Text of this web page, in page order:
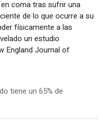
coma tras sufrir una
de lo que ocurre a su
físicamente a las
un estudio
England Journal of
tiene un 65% de